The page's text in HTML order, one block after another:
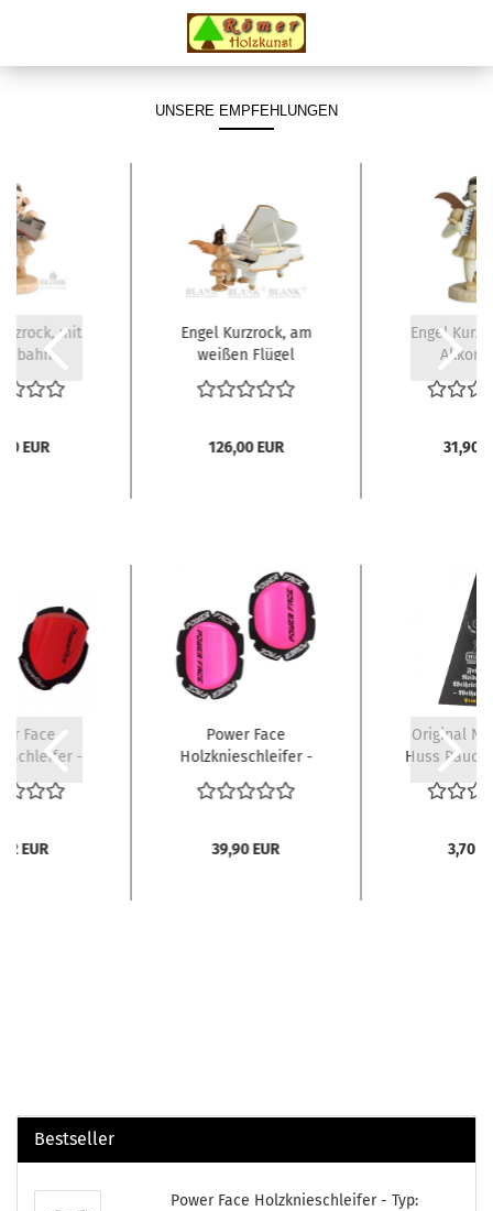
UNSERE EMPFEHLUNGEN
mit
EUR
Engel Kurzrock, am
weißen Flügel
126,00 EUR
Engel
31,90
Face
-
Race,...
EUR
Power Face
Holzknieschleifer -
Classic Neonpink,...
39,90 EUR
Original
Huss
3,70
Bestseller
Power Face Holzknieschleifer - Typ: